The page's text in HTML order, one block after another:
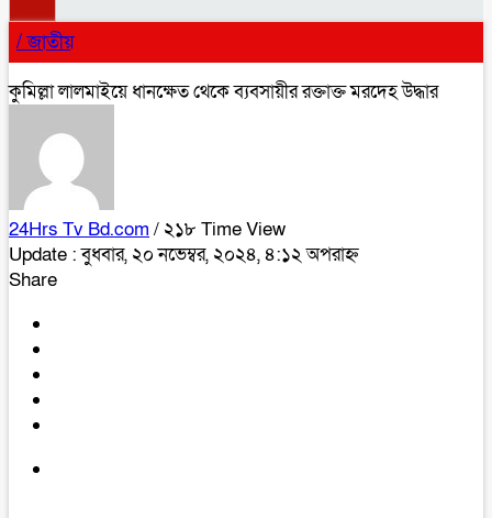
/জাতীয়
কুমিল্লা লালমাইয়ে ধানক্ষেত থেকে ব‍্যবসায়ীর রক্তাক্ত মরদেহ উদ্ধার
24Hrs Tv Bd.com / ২১৮ Time View
Update : বুধবার, ২০ নভেম্বর, ২০২৪, ৪:১২ অপরাহ্ন
Share